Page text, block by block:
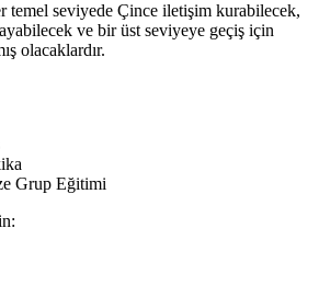
temel seviyede Çince iletişim kurabilecek,
ve bir üst seviyeye geçiş için
olacaklardır.
Grup Eğitimi